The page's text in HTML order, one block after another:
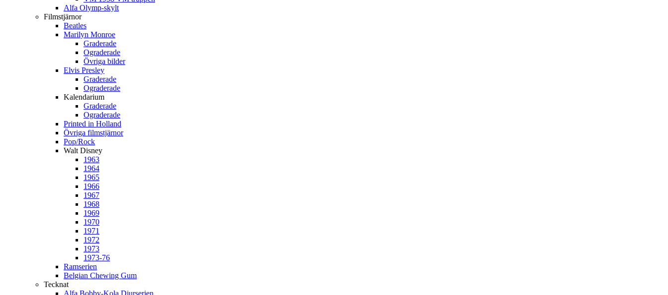
Alfa Olymp-skylt
Filmstjärnor
Beatles
Marilyn Monroe
Graderade
Ograderade
Övriga bilder
Elvis Presley
Graderade
Ograderade
Kalendarium
Graderade
Ograderade
Printed in Holland
Övriga filmstjärnor
Pop/Rock
Walt Disney
1963
1964
1965
1966
1967
1968
1969
1970
1971
1972
1973
1973-76
Ramserien
Belgian Chewing Gum
Tecknat
Alfa Bobby-Kola Djurserien